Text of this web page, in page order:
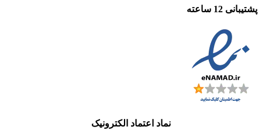
پشتیبانی 12 ساعته
نماد اعتماد الکترونیک